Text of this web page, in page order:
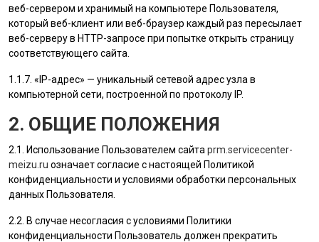
веб-сервером и хранимый на компьютере Пользователя,
который веб-клиент или веб-браузер каждый раз пересылает
веб-серверу в HTTP-запросе при попытке открыть страницу
соответствующего сайта.
1.1.7. «IP-адрес» — уникальный сетевой адрес узла в
компьютерной сети, построенной по протоколу IP.
2. ОБЩИЕ ПОЛОЖЕНИЯ
2.1. Использование Пользователем сайта prm.servicecenter-
meizu.ru означает согласие с настоящей Политикой
конфиденциальности и условиями обработки персональных
данных Пользователя
2.2. В случае несогласия с условиями Политики
конфиденциальности Пользователь должен прекратить